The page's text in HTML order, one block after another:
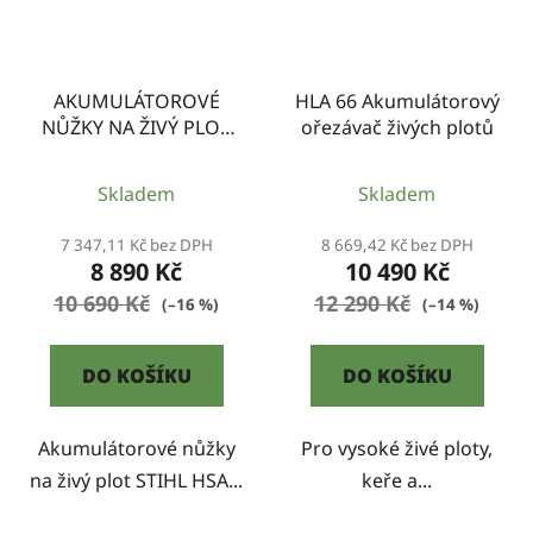
AKUMULÁTOROVÉ
NŮŽKY NA ŽIVÝ PLOT
Skladem
7 347,11 Kč bez DPH
8 890 Kč
10 690 Kč (–16 %)
DO KOŠÍKU
Akumulátorové nůžky
na živý plot STIHL HSA...
HLA 66 Akumulátorový
ořezávač živých plotů
Skladem
8 669,42 Kč bez DPH
10 490 Kč
12 290 Kč (–14 %)
DO KOŠÍKU
Pro vysoké živé ploty,
keře a...